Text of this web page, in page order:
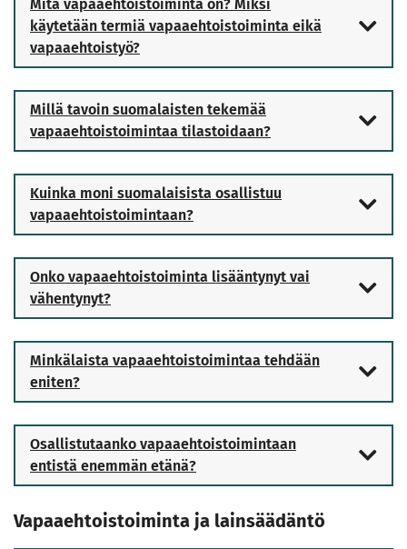
Mitä vapaaehtoistoiminta on? Miksi
käytetään termiä vapaaehtoistoiminta eikä
vapaaehtoistyö?
Millä tavoin suomalaisten tekemää
vapaaehtoistoimintaa tilastoidaan?
Kuinka moni suomalaisista osallistuu
vapaaehtoistoimintaan?
Onko vapaaehtoistoiminta lisääntynyt vai
vähentynyt?
Minkälaista vapaaehtoistoimintaa tehdään
eniten?
Osallistutaanko vapaaehtoistoimintaan
entistä enemmän etänä?
Vapaaehtoistoiminta ja lainsäädäntö